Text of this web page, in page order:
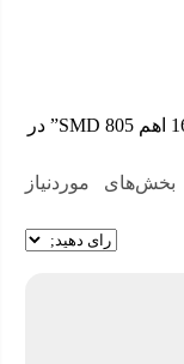
پرسش و پاسخ خود را درمورد “مقاومت 160 اهم SMD 805” در
بخش‌های موردنیاز